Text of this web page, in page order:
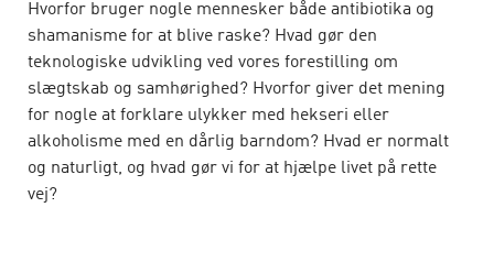
Hvorfor bruger nogle mennesker både antibiotika og
shamanisme for at blive raske? Hvad gør den
teknologiske udvikling ved vores forestilling om
slægtskab og samhørighed? Hvorfor giver det mening
for nogle at forklare ulykker med hekseri eller
alkoholisme med en dårlig barndom? Hvad er normalt
og naturligt, og hvad gør vi for at hjælpe livet på rette
vej?